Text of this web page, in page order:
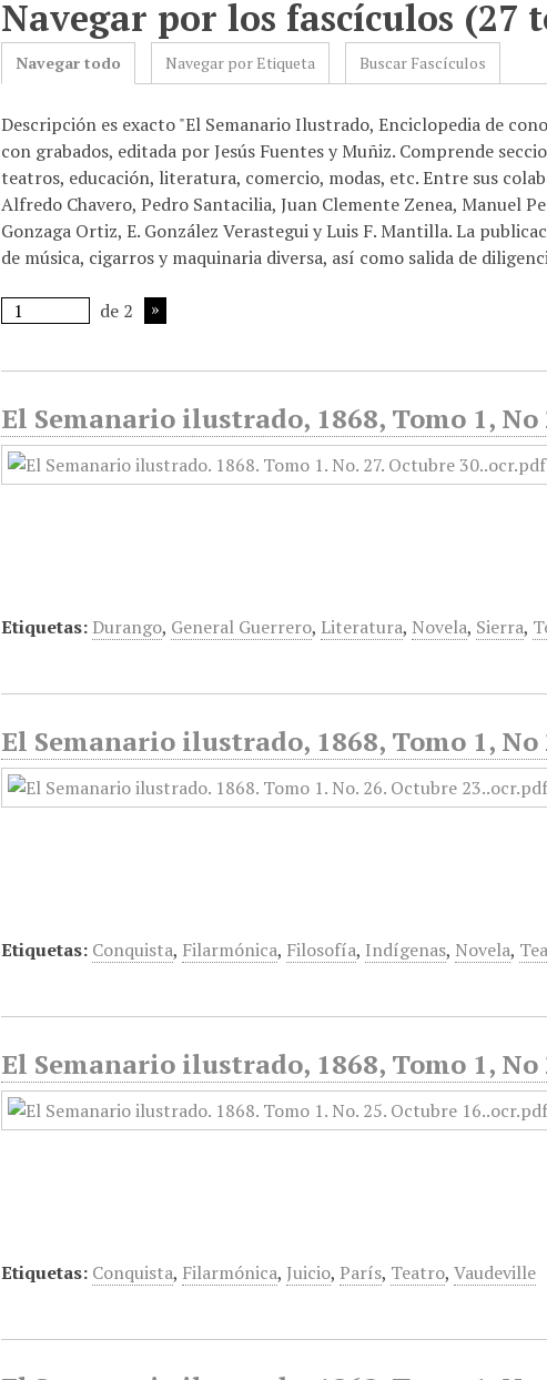
Navegar por los fascículos (27
Navegar todo Navegar por Etiqueta Buscar Fascículos
Descripción es exacto "El Semanario Ilustrado, Enciclopedia de
con grabados, editada por Jesús Fuentes y Muñiz. Comprende
teatros, educación, literatura, comercio, modas, etc. Entre sus
Alfredo Chavero, Pedro Santacilia, Juan Clemente Zenea, Manuel
Gonzaga Ortiz, E. González Verastegui y Luis F. Mantilla. La
de música, cigarros y maquinaria diversa, así como salida de
de 2
El Semanario ilustrado, 1868, Tomo 1, No
Etiquetas: Durango, General Guerrero, Literatura, Novela, Sierra,
El Semanario ilustrado, 1868, Tomo 1, No
Etiquetas: Conquista, Filarmónica, Filosofía, Indígenas, Novela,
El Semanario ilustrado, 1868, Tomo 1, No
Etiquetas: Conquista, Filarmónica, Juicio, París, Teatro,Vaudeville